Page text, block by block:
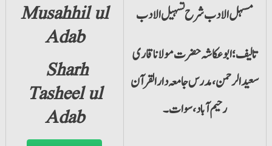
Musahhil ul
Adab
Sharh
Tasheel ul
Adab
مسہل الادب شرح تسہیل الادب
تالیف؛ابو عکاشہ حضرت مولانا قاری
سعید الرحمن ،مدرس جامعہ دارالقرآن
رحیم آباد،سوات۔